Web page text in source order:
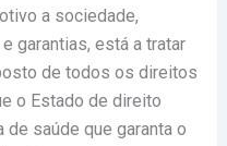
a sociedade,
garantias, está a tratar
de todos os direitos
o Estado de direito
saúde que garanta o